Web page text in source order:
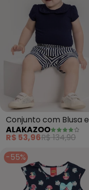
Conjunto com Blusa e
Shorts Listrado (Azul)
ALAKAZOO
R$ 53,96R$ 134,90
-55%